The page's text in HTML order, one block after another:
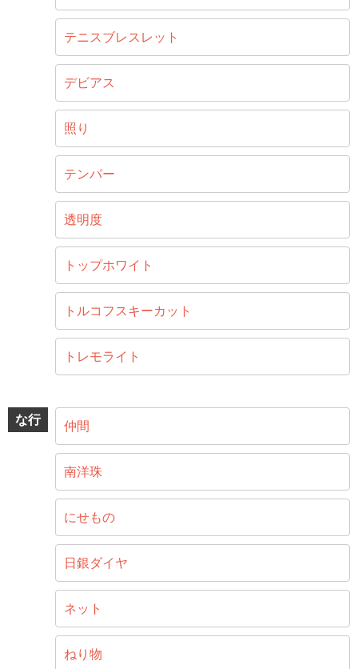
テニスブレスレット
デビアス
照り
テンパー
透明度
トップホワイト
トルコフスキーカット
トレモライト
な行 仲間
南洋珠
にせもの
日銀ダイヤ
ネット
ねり物